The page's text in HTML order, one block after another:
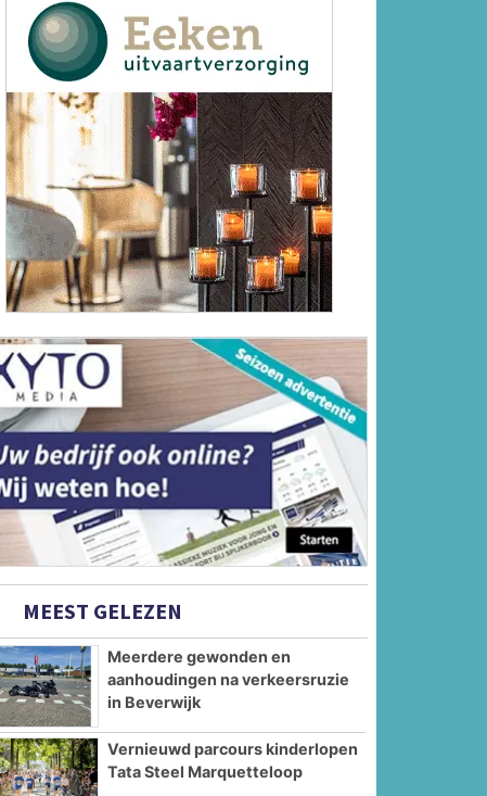
MEEST GELEZEN
Meerdere gewonden en
aanhoudingen na verkeersruzie
in Beverwijk
Vernieuwd parcours kinderlopen
Tata Steel Marquetteloop